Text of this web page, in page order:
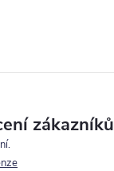
zákazníků